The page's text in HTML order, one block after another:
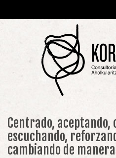
Centrado, aceptando,
escuchando,
cambiando de